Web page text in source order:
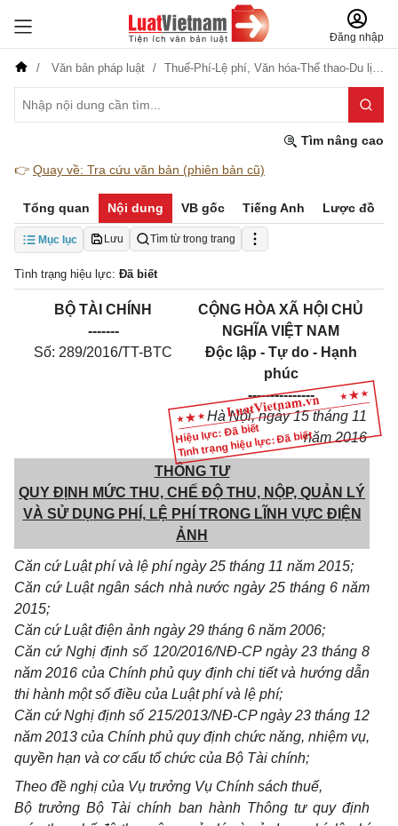
Đăng nhập
Văn bản pháp luật Thuế-Phí-Lệ phí, Văn hóa-Thể thao-Du lịch
Tìm nâng cao
👉 Quay về: Tra cứu văn bản (phiên bản cũ)
Tổng quan Nội dung VB gốc Tiếng Anh Lược đồ
Mục lục Lưu Tìm từ trong trang
Tình trạng hiệu lực: Đã biết
Hiệu lực: Đã biết
Tình trạng hiệu lực: Đã biết
BỘ TÀI CHÍNH
-------
Số: 289/2016/TT-BTC
CỘNG HÒA XÃ HỘI CHỦ
NGHĨA VIỆT NAM
Độc lập - Tự do - Hạnh
phúc
---------------
Hà Nội, ngày 15 tháng 11
năm 2016
THÔNG TƯ
QUY Đ NH MỨC THU, CH Ế ĐỘ THU, NỘP, QUẢ N LÝ
VÀ SỬDỤ NG PHÍ, LỆ PHÍ TRONG LĨNH VỰC ĐI Ệ N
Ả NH
Căn cứ Luật phí và lệ phí ngày 25 tháng 11 năm 2015;
Căn cứ Luật ngân sách nhà nước ngày 25 tháng 6 năm
2015;
Căn cứ Luật điện ảnh ngày 29 tháng 6 năm 2006;
Căn cứ Nghị định số 120/2016/NĐ-CP ngày 23 tháng 8
năm 2016 của Chính phủ quy định chitiết và hướng dẫn
thi hành một số điều của Luật phí và lệ phí;
Căn cứ Nghị định số 215/2013/NĐ-CP ngày 23 tháng 12
năm 2013 của Chính phủ quy định chức năng, nhiệm vụ,
quyền hạn và cơ cấu tổ chức của Bộ Tài chính;
Theo đề nghị của Vụ trưởng Vụ Chính sách thuế,
Bộ trưởng Bộ Tài chính ban hành Thông tư quy định